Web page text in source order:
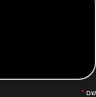
שם *